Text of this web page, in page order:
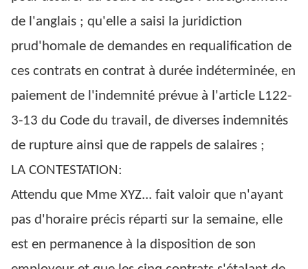
de l'anglais ; qu'elle a saisi la juridiction
prud'homale de demandes en requalification de
ces contrats en contrat à durée indéterminée, en
paiement de l'indemnité prévue à l'article L122-
3-13 du Code du travail, de diverses indemnités
de rupture ainsi que de rappels de salaires ;
LA CONTESTATION:
Attendu que Mme XYZ... fait valoir que n'ayant
pas d'horaire précis réparti sur la semaine, elle
est en permanence à la disposition de son